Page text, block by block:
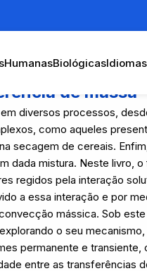
HumanasBiológicasIdiomas
de massa
diversos processos,
como aqueles
secagem de cereais.
dada mistura. Neste livro,
regidos pela interação
a essa interação e por
mássica. Sob
o seu
permanente e
entre as transferências